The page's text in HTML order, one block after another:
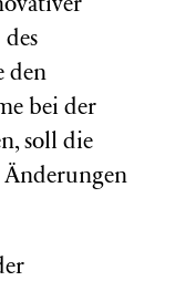
den
bei der
soll die
Änderungen